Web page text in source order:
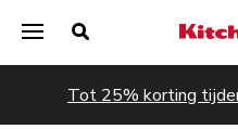
Tot 25% korting